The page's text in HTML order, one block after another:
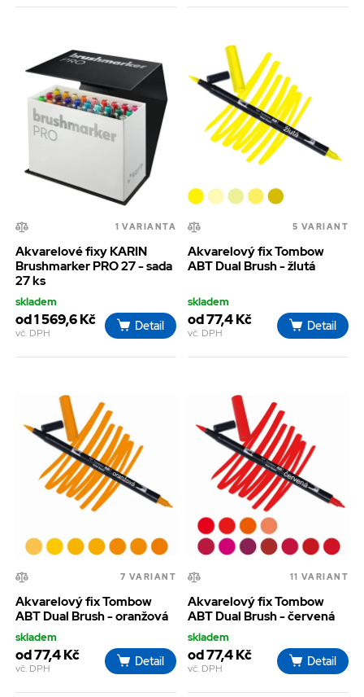
1 VARIANTA
Akvarelové fixy KARIN
Brushmarker PRO 27 - sada
27 ks
skladem
od 1 569,6 Kč
vč. DPH
Detail
5 VARIANT
Akvarelový fix Tombow
ABT Dual Brush - žlutá
skladem
od 77,4 Kč
vč. DPH
Detail
7 VARIANT
Akvarelový fix Tombow
ABT Dual Brush - oranžová
skladem
od 77,4 Kč
vč. DPH
Detail
11 VARIANT
Akvarelový fix Tombow
ABT Dual Brush - červená
skladem
od 77,4 Kč
vč. DPH
Detail